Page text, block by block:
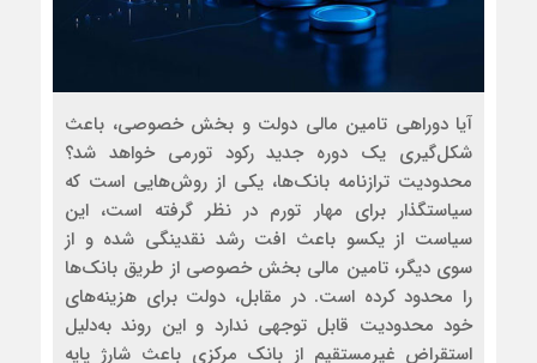
آیا دوراهی تامین مالی دولت و بخش خصوصی، باعث
شکل‌گیری یک دوره جدید رکود تورمی خواهد شد؟
محدودیت ترازنامه بانک‌ها، یکی از روش‌هایی است که
سیاستگذار برای مهار تورم در نظر گرفته است، این
سیاست از یکسو باعث افت رشد نقدینگی شده و از
سوی دیگر، تامین مالی بخش خصوصی از طریق بانک‌ها
را محدود کرده است. در مقابل، دولت برای هزینه‌های
خود محدودیت قابل توجهی ندارد و این روند به‌دلیل
استقراض غیرمستقیم از بانک مرکزی باعث شارژ پایه